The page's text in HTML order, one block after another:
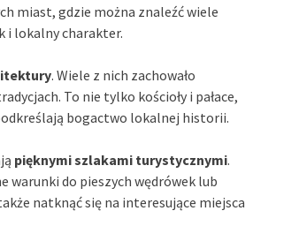
miast, gdzie można znaleźć wiele
i lokalny charakter.
. Wiele z nich zachowało
To nie tylko kościoły i pałace,
bogactwo lokalnej historii.
pięknymi szlakami turystycznymi.
warunki do pieszych wędrówek lub
natknąć się na interesujące miejsca